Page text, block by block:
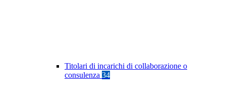
Titolari di incarichi di collaborazione o
consulenza 34